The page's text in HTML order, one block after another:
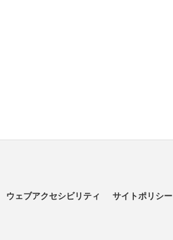
ウェブアクセシビリティ サイトポリシー